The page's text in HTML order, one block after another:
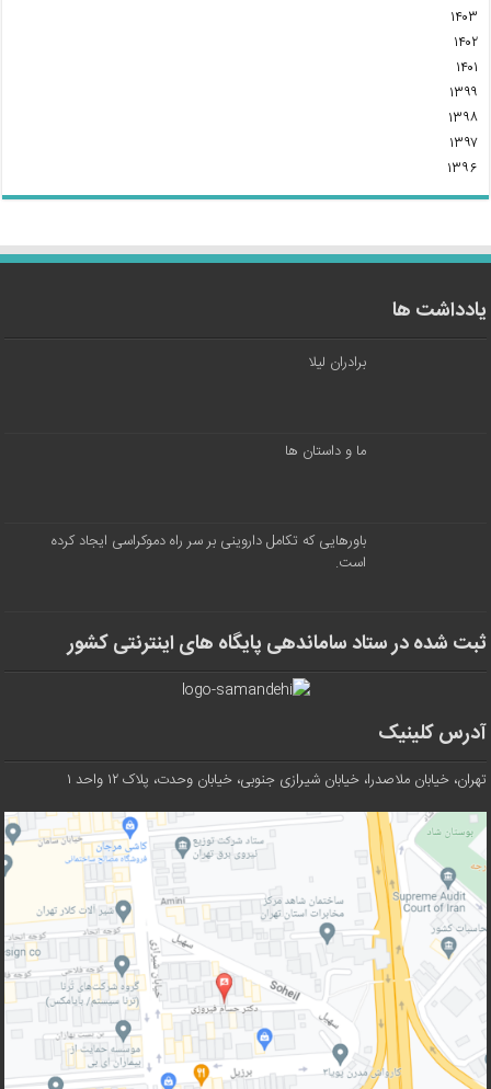
۱۴۰۳
۱۴۰۲
۱۴۰۱
۱۳۹۹
۱۳۹۸
۱۳۹۷
۱۳۹۶
یادداشت ها
برادران لیلا
ما و داستان ها
باورهایی که تکامل داروینی بر سر راه دموکراسی ایجاد کرده
است.
ثبت شده در ستاد ساماندهی پایگاه های اینترنتی کشور
آدرس کلینیک
تهران، خیابان ملاصدرا، خیابان شیرازی جنوبی، خیابان وحدت، پلاک ۱۲ واحد ۱